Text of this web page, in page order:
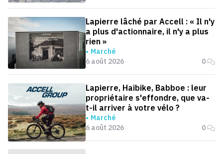
Lapierre lâché par Accell : « Il n'y
a plus d'actionnaire, il n'y a plus
rien »
Marché
6 août 2026
0
Lapierre, Haibike, Babboe : leur
propriétaire s'effondre, que va-
t-il arriver à votre vélo ?
Marché
6 août 2026
0